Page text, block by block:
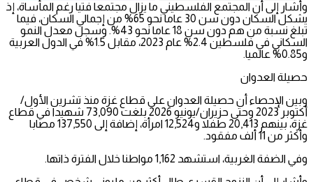
وأشار إلى أن المجتمع الفلسطيني ما يزال مجتمعا فتيا رغم المأساة، إذ
يشكل السكان دون سن 30 عاما نحو 65% من إجمالي السكان، فيما
تبلغ نسبة من هم دون سن 18 عاما نحو 43%. وسجل معدل النمو
السكاني في فلسطين 2.4% عام 2023، مقابل 1.5% في الدول العربية
و0.85% عالميا.
حصيلة العدوان
وبين الإحصاء أن حصيلة العدوان على قطاع غزة منذ تشرين الأول/
أكتوبر 2023 وحتى حزيران/يونيو 2026 بلغت 73,090 شهيدا في قطاع
غزة، بينهم 20,413 طفلا و12,524 امرأة، إضافة إلى 137,550 مصابا
وأكثر من 11 ألف مفقود.
وفي الضفة الغربية، استشهد 1,162 مواطنا خلال الفترة ذاتها.